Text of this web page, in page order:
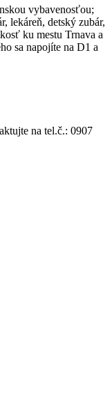
vybavenosťou;
lekáreň, detský zubár,
ku mestu Trnava a
sa napojíte na D1 a
na tel.č.: 0907